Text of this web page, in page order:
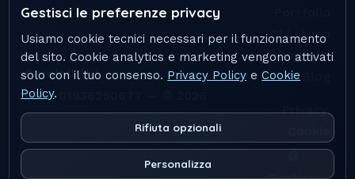
Geminit Srl
P.IVA 01936250677 — © 2026
Chi siamo
Contatti
Privacy|
Gestisci le preferenze privacy
Usiamo cookie tecnici necessari per il funzionamento
del sito. Cookie analytics e marketing vengono attivati
solo con il tuo consenso. Privacy Policy eCookie
Policy.
Rifiuta opzionali
Personalizza